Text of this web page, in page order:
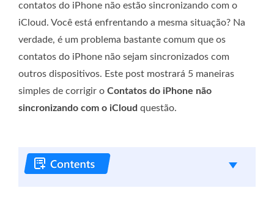
contatos do iPhone não estão sincronizando com o
iCloud. Você está enfrentando a mesma situação? Na
verdade, é um problema bastante comum que os
contatos do iPhone não sejam sincronizados com
outros dispositivos. Este post mostrará 5 maneiras
simples de corrigir o Contatos do iPhone não
sincronizando com o iCloud questão.